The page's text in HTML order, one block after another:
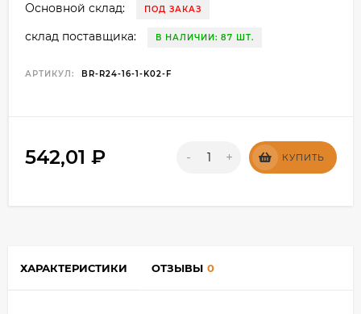
Основной склад: ПОД ЗАКАЗ
склад поставщика: В НАЛИЧИИ: 87 ШТ.
АРТИКУЛ: BR-R24-16-1-K02-F
542,01 ₽ - + КУПИТЬ
ХАРАКТЕРИСТИКИ ОТЗЫВЫ 0